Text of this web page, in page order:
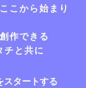
こから始まり
作できる
チと共に
スタートする